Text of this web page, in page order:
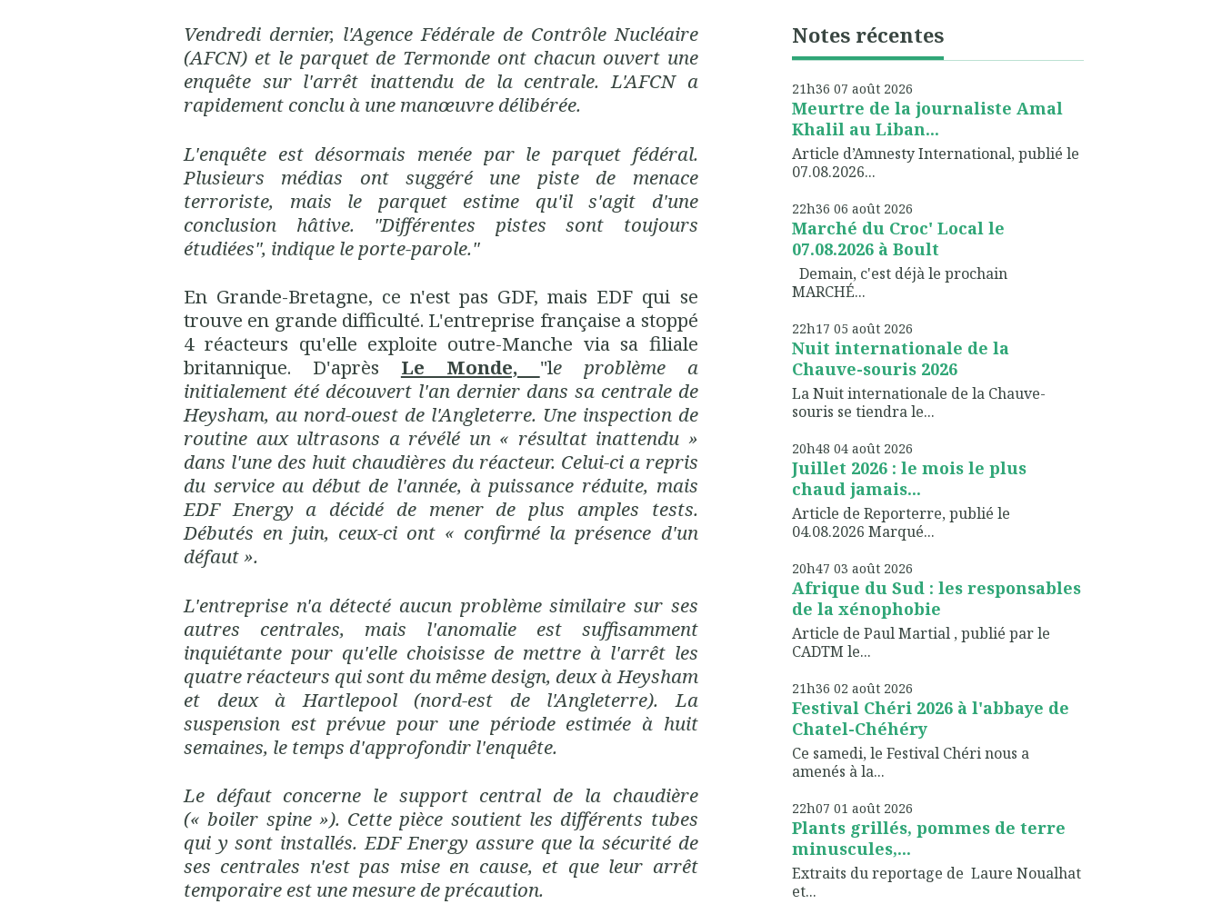
Vendredi dernier, l'Agence Fédérale de Contrôle Nucléaire
(AFCN) et le parquet de Termonde ont chacun ouvert une
enquête sur l'arrêt inattendu de la centrale. L'AFCN a
rapidement conclu à une manœuvre délibérée.
L'enquête est désormais menée par le parquet fédéral.
Plusieurs médias ont suggéré une piste de menace
terroriste, mais le parquet estime qu'il s'agit d'une
conclusion hâtive. "Différentes pistes sont toujours
étudiées", indique le porte-parole."
En Grande-Bretagne, ce n'est pas GDF, mais EDF qui se
trouve en grande difficulté. L'entreprise française a stoppé
4 réacteurs qu'elle exploite outre-Manche via sa filiale
britannique. D'après Le Monde, "le problème a
initialement été découvert l'an dernier dans sa centrale de
Heysham, au nord-ouest de l'Angleterre. Une inspection de
routine aux ultrasons a révélé un « résultat inattendu »
dans l'une des huit chaudières du réacteur. Celui-ci a repris
du service au début de l'année, à puissance réduite, mais
EDFEnergy a décidé de menerde plus amples tests.
Débutés en juin, ceux-ci ont « confirmé la présence d'un
défaut ».
L'entreprise n'a détecté aucun problème similaire sur ses
autres centrales, mais l'anomalie est suffisamment
inquiétante pour qu'elle choisisse de mettreà l'arrêt les
quatre réacteurs qui sont du même design, deux à Heysham
et deux à Hartlepool (nord-est de l'Angleterre). La
suspension est prévue pour une période estimée à huit
semaines, le temps d'approfondir l'enquête.
Le défaut concerne le support central de la chaudière
(« boiler spine »). Cette pièce soutient les différents tubes
qui y sont installés. EDF Energy assure que la sécurité de
ses centrales n'est pas mise en cause, et que leur arrêt
temporaire est une mesure de précaution.
Notes récentes
21h36 07 août 2026
Meurtre de la journaliste Amal
Khalil au Liban...
Article d’Amnesty International, publié le
07.08.2026...
22h36 06 août 2026
Marché du Croc' Local le
07.08.2026 à Boult
Demain, c'est déjà le prochain
MARCHÉ...
22h17 05 août 2026
Nuit internationale de la
Chauve-souris 2026
La Nuit internationale de la Chauve-
souris se tiendra le...
20h48 04 août 2026
Juillet 2026 : le mois le plus
chaud jamais...
Article de Reporterre, publié le
04.08.2026 Marqué...
20h47 03 août 2026
Afrique du Sud : les responsables
de la xénophobie
Article de Paul Martial , publié par le
CADTM le...
21h36 02 août 2026
Festival Chéri 2026 à l'abbaye de
Chatel-Chéhéry
Ce samedi, le Festival Chéri nous a
amenés à la...
22h07 01 août 2026
Plants grillés, pommes de terre
minuscules,...
Extraits du reportage de Laure Noualhat
et...